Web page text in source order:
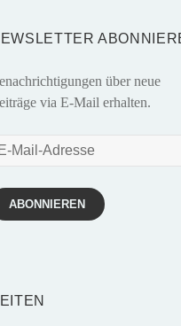
über neue
via E-Mail erhalten.
ABONNIEREN